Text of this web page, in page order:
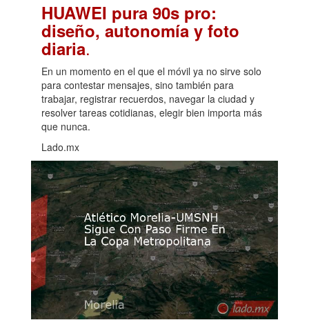
HUAWEI pura 90s pro:
diseño, autonomía y foto
diaria.
En un momento en el que el móvil ya no sirve solo
para contestar mensajes, sino también para
trabajar, registrar recuerdos, navegar la ciudad y
resolver tareas cotidianas, elegir bien importa más
que nunca.
Lado.mx